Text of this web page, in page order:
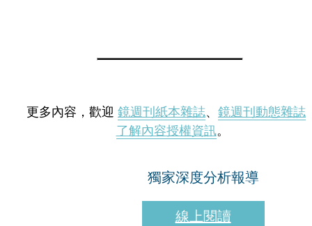
更多內容，歡迎 鏡週刊紙本雜誌、 鏡週刊動態雜誌
了解內容授權資訊。
獨家深度分析報導
線上閱讀